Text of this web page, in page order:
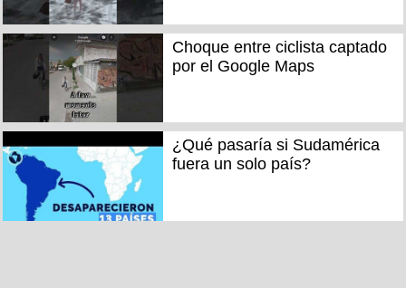
Choque entre ciclista captado
por el Google Maps
¿Qué pasaría si Sudamérica
fuera un solo país?